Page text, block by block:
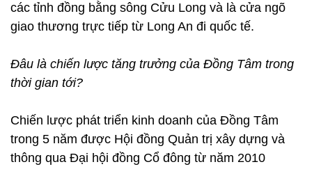
các tỉnh đồng bằng sông Cửu Long và là cửa ngõ
giao thương trực tiếp từ Long An đi quốc tế.
Đâu là chiến lược tăng trưởng của Đồng Tâm trong
thời gian tới?
Chiến lược phát triển kinh doanh của Đồng Tâm
trong 5 năm được Hội đồng Quản trị xây dựng và
thông qua Đại hội đồng Cổ đông từ năm 2010